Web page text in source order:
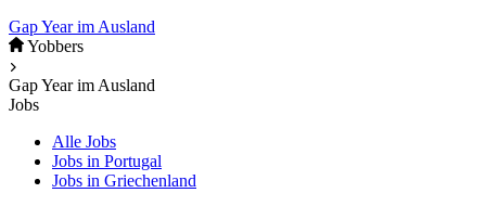
Gap Year im Ausland
Yobbers
Gap Year im Ausland
Jobs
Alle Jobs
Jobs in Portugal
Jobs in Griechenland